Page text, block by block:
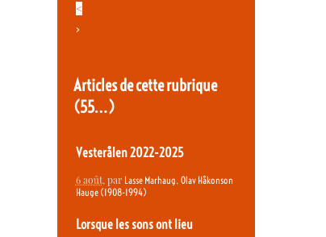
<
>
Articles de cette rubrique
(55…)
Vesterålen 2022-2025
6 août, par Lasse Marhaug, Olav Håkonson
Hauge (1908-1994)
Lorsque les sons ont lieu